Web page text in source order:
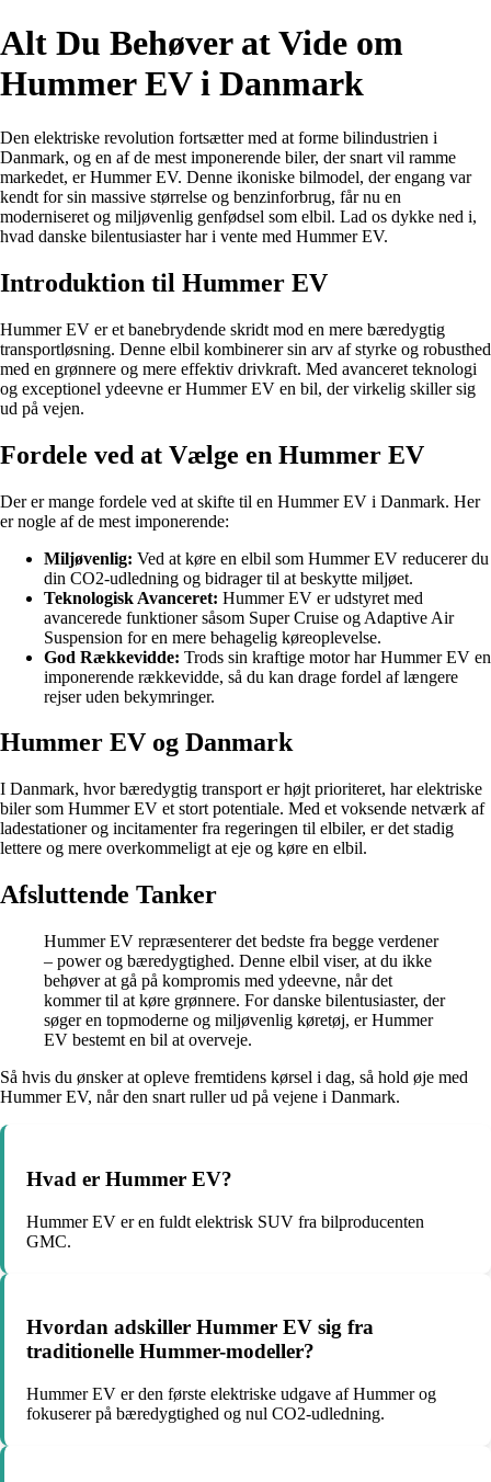
Alt Du Behøver at Vide om
Hummer EV i Danmark
Den elektriske revolution fortsætter med at forme bilindustrien i
Danmark, og en af de mest imponerende biler, der snart vil ramme
markedet, er Hummer EV. Denne ikoniske bilmodel, der engang var
kendt for sin massive størrelse og benzinforbrug, får nu en
moderniseret og miljøvenlig genfødsel som elbil. Lad os dykke ned i,
hvad danske bilentusiaster har i vente med Hummer EV.
Introduktion til Hummer EV
Hummer EV er et banebrydende skridt mod en mere bæredygtig
transportløsning. Denne elbil kombinerer sin arv af styrke og robusthed
med en grønnere og mere effektiv drivkraft. Med avanceret teknologi
og exceptionel ydeevne er Hummer EV en bil, der virkelig skiller sig
ud på vejen.
Fordele ved at Vælge en Hummer EV
Der er mange fordele ved at skifte til en Hummer EV i Danmark. Her
er nogle af de mest imponerende:
Miljøvenlig: Ved at køre en elbil som Hummer EV reducerer du
din CO2-udledning og bidrager til at beskytte miljøet.
Teknologisk Avanceret: Hummer EV er udstyret med
avancerede funktioner såsom Super Cruise og Adaptive Air
Suspension for en mere behagelig køreoplevelse.
God Rækkevidde: Trods sin kraftige motor har Hummer EV en
imponerende rækkevidde, så du kan drage fordel af længere
rejser uden bekymringer.
Hummer EV og Danmark
I Danmark, hvor bæredygtig transport er højt prioriteret, har elektriske
biler som Hummer EV et stort potentiale. Med et voksende netværk af
ladestationer og incitamenter fra regeringen til elbiler, er det stadig
lettere og mere overkommeligt at eje og køre en elbil.
Afsluttende Tanker
Hummer EV repræsenterer det bedste fra begge verdener
– power og bæredygtighed. Denne elbil viser, at du ikke
behøver at gå på kompromis med ydeevne, når det
kommer til at køre grønnere. For danske bilentusiaster, der
søger en topmoderne og miljøvenlig køretøj, er Hummer
EV bestemt en bil at overveje.
Så hvis du ønsker at opleve fremtidens kørsel i dag, så hold øje med
Hummer EV, når den snart ruller ud på vejene i Danmark.
Hvad er Hummer EV?
Hummer EV er en fuldt elektrisk SUV fra bilproducenten
GMC.
Hvordan adskiller Hummer EV sig fra
traditionelle Hummer-modeller?
Hummer EV er den første elektriske udgave af Hummer og
fokuserer på bæredygtighed og nul CO2-udledning.